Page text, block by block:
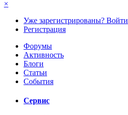
×
Уже зарегистрированы? Войти
Регистрация
Форумы
Активность
Блоги
Статьи
События
Сервис